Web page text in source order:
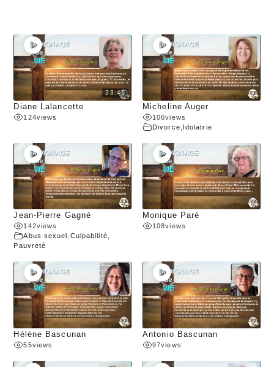
23:41
Diane Lalancette
124views
Micheline Auger
106views
Divorce Idolatrie
Jean-Pierre Gagné
142views
Abus sexuel
Culpabilité
Pauvreté
Monique Paré
108views
Hélène Bascunan
55views
Antonio Bascunan
97views